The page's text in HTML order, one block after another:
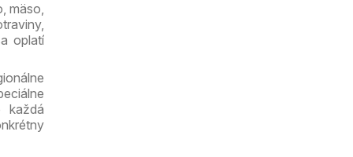
mäso,
oplatí
každá